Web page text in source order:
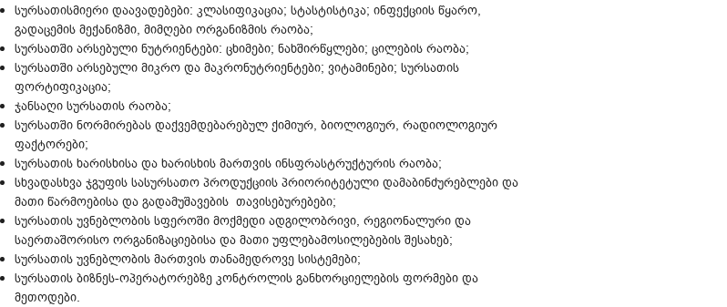
სურსათისმიერი დაავადებები: კლასიფიკაცია; სტასტისტიკა; ინფექციის წყარო,
გადაცემის მექანიზმი, მიმღები ორგანიზმის რაობა;
სურსათში არსებული ნუტრიენტები: ცხიმები; ნახშირწყლები; ცილების რაობა;
სურსათში არსებული მიკრო და მაკრონუტრიენტები; ვიტამინები; სურსათის
ფორტიფიკაცია;
ჯანსაღი სურსათის რაობა;
სურსათში ნორმირებას დაქვემდებარებულ ქიმიურ, ბიოლოგიურ, რადიოლოგიურ
ფაქტორები;
სურსათის ხარისხისა და ხარისხის მართვის ინსფრასტრუქტურის რაობა;
სხვადასხვა ჯგუფის სასურსათო პროდუქციის პრიორიტეტული დამაბინძურებლები და
მათი წარმოებისა და გადამუშავების თავისებურებები;
სურსათის უვნებლობის სფეროში მოქმედი ადგილობრივი, რეგიონალური და
საერთაშორისო ორგანიზაციებისა და მათი უფლებამოსილებების შესახებ;
სურსათის უვნებლობის მართვის თანამედროვე სისტემები;
სურსათის ბიზნეს-ოპერატორებზე კონტროლის განხორციელების ფორმები და
მეთოდები.